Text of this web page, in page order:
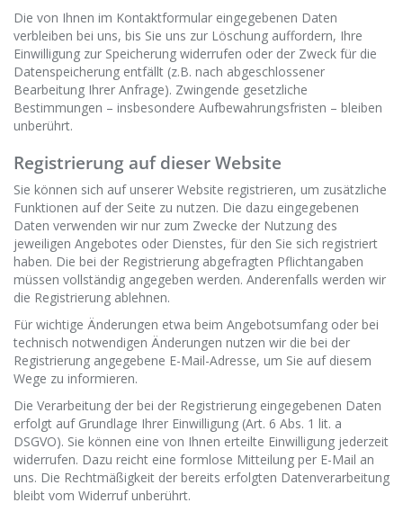
Die von Ihnen im Kontaktformular eingegebenen Daten
verbleiben bei uns, bis Sie uns zur Löschung auffordern, Ihre
Einwilligung zur Speicherung widerrufen oder der Zweck für die
Datenspeicherung entfällt (z.B. nach abgeschlossener
Bearbeitung Ihrer Anfrage). Zwingende gesetzliche
Bestimmungen – insbesondere Aufbewahrungsfristen – bleiben
unberührt.
Registrierung auf dieser Website
Sie können sich auf unserer Website registrieren, um zusätzliche
Funktionen auf der Seite zu nutzen. Die dazu eingegebenen
Daten verwenden wir nur zum Zwecke der Nutzung des
jeweiligen Angebotes oder Dienstes, für den Sie sich registriert
haben. Die bei der Registrierung abgefragten Pflichtangaben
müssen vollständig angegeben werden. Anderenfalls werden wir
die Registrierung ablehnen.
Für wichtige Änderungen etwa beim Angebotsumfang oder bei
technisch notwendigen Änderungen nutzen wir die bei der
Registrierung angegebene E-Mail-Adresse, um Sie auf diesem
Wege zu informieren.
Die Verarbeitung der bei der Registrierung eingegebenen Daten
erfolgt auf Grundlage Ihrer Einwilligung (Art. 6 Abs. 1 lit. a
DSGVO). Sie können eine von Ihnen erteilte Einwilligung jederzeit
widerrufen. Dazu reicht eine formlose Mitteilung per E-Mail an
uns. Die Rechtmäßigkeit der bereits erfolgten Datenverarbeitung
bleibt vom Widerruf unberührt.